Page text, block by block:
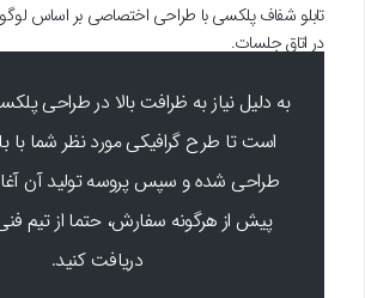
تابلو شفاف پلکسی با طراحی اختصاصی بر اساس
در اتاق جلسات.
به دلیل نیاز به ظرافت بالا در طراحی
است تا طرح گرافیکی مورد نظر شما با
طراحی شده و سپس پروسه تولید آن
پیش از هرگونه سفارش، حتما از تیم
دریافت کنید.